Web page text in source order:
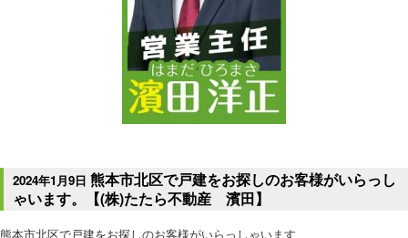
2024年1月9日 熊本市北区で戸建をお探しのお客様がいらっし
ゃいます。【(株)たたら不動産 濱田】
熊本市北区で戸建をお探しのお客様がいらっしゃいます